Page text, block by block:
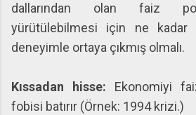
dallarından olan faiz
yürütülebilmesi için ne kadar
deneyimle ortaya çıkmış olmalı.
Kıssadan hisse: Ekonomiyi
fobisi batırır (Örnek: 1994 krizi.)